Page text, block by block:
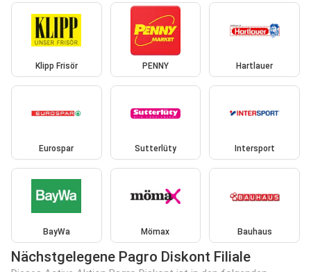
Klipp Frisör PENNY Hartlauer
Eurospar Sutterlüty Intersport
BayWa Mömax Bauhaus
Nächstgelegene Pagro Diskont Filiale